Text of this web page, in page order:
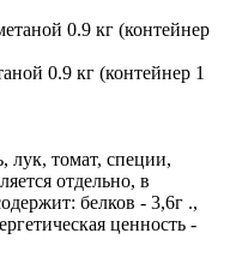
0.9 кг (контейнер 1
лук, томат, специи,
отдельно, в
белков - 3,6г .,
ценность -